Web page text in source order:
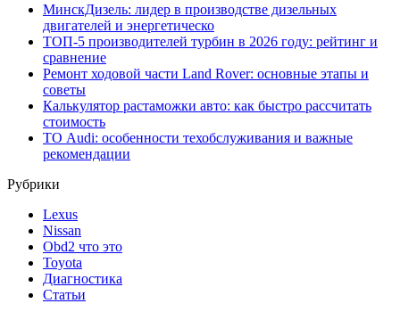
МинскДизель: лидер в производстве дизельных
двигателей и энергетическо
ТОП-5 производителей турбин в 2026 году: рейтинг и
сравнение
Ремонт ходовой части Land Rover: основные этапы и
советы
Калькулятор растаможки авто: как быстро рассчитать
стоимость
ТО Audi: особенности техобслуживания и важные
рекомендации
Рубрики
Lexus
Nissan
Obd2 что это
Toyota
Диагностика
Статьи